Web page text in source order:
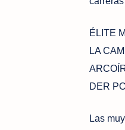
ÉLITE
LA
DER
Las